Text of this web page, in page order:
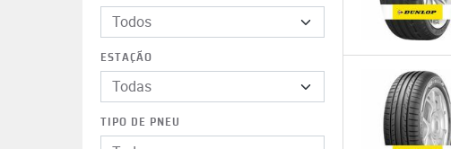
Todos
ESTAÇÃO
TIPO DE PNEU